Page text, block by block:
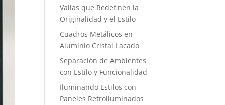
Vallas que Redefinen la
Originalidad y el Estilo
Cuadros Metálicos en
Aluminio Cristal Lacado
Separación de Ambientes
con Estilo y Funcionalidad
Iluminando Estilos con
Paneles Retroiluminados